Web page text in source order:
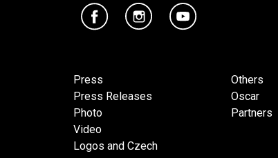
Press
Press Releases
Photo
Video
Logos and Czech
Others
Oscar
Partners